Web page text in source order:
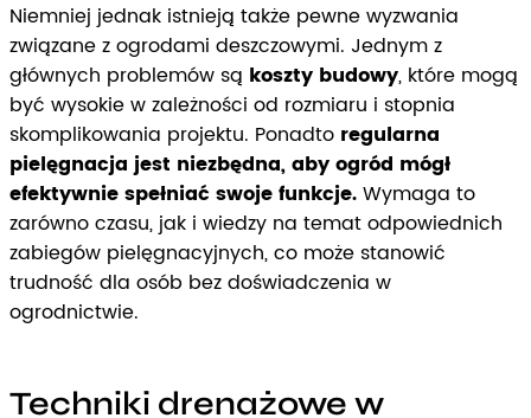
Niemniej jednak istnieją także pewne wyzwania
związane z ogrodami deszczowymi. Jednym z
głównych problemów są koszty budowy, które mogą
być wysokie w zależności od rozmiaru i stopnia
skomplikowania projektu. Ponadto regularna
pielęgnacja jest niezbędna, aby ogród mógł
efektywnie spełniać swoje funkcje.Wymaga to
zarówno czasu, jak i wiedzy na temat odpowiednich
zabiegów pielęgnacyjnych, co może stanowić
trudność dla osób bez doświadczenia w
ogrodnictwie.
Techniki drenażowe w